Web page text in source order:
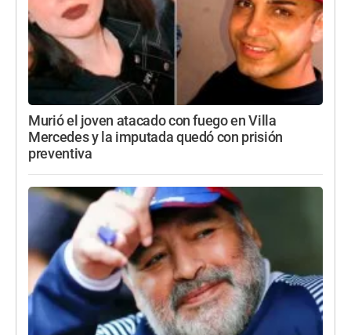
Murió el joven atacado con fuego en Villa
Mercedes y la imputada quedó con prisión
preventiva